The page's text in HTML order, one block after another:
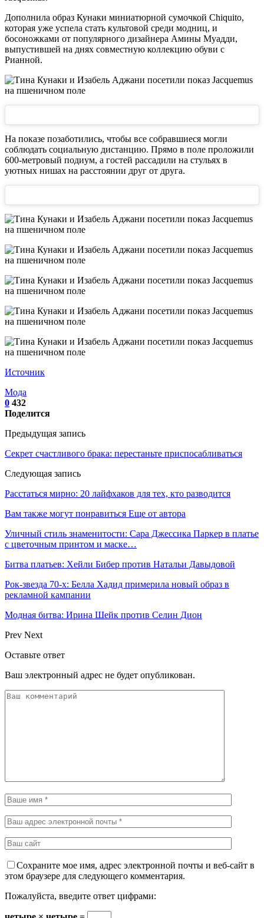
Дополнила образ Кунаки миниатюрной сумочкой Chiquito,
которая уже успела стать культовой среди модниц, и
босоножками от популярного дизайнера Амины Муадди,
выпустившей на днях совместную коллекцию обуви с
Рианной.
На показе позаботились, чтобы все собравшиеся могли
соблюдать социальную дистанцию. Прямо в поле проложили
600-метровый подиум, а гостей рассадили на стульях в
уютных нишах на расстоянии друг от друга.
Источник
Мода
0 432
Поделится
Предыдущая запись
Секрет счастливого брака: перестаньте приспосабливаться
Следующая запись
Расстаться мирно: 20 лайфхаков для тех, кто разводится
Вам также могут понравиться Еще от автора
Уличный стиль знаменитости: Сара Джессика Паркер в платье
с цветочным принтом и маске…
Битва платьев: Хейли Бибер против Натальи Давыдовой
Рок-звезда 70-х: Белла Хадид примерила новый образ в
рекламной кампании
Модная битва: Ирина Шейк против Селин Дион
Prev Next
Оставьте ответ
Ваш электронный адрес не будет опубликован.
Сохраните мое имя, адрес электронной почты и веб-сайт в
этом браузере для следующего комментария.
Пожалуйста, введите ответ цифрами: